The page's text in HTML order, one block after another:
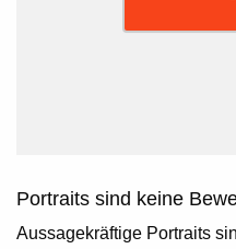
Portraits sind keine
Aussagekräftige Portraits